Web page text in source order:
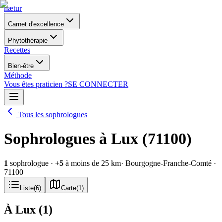
nætur
Carnet d'excellence
Phytothérapie
Recettes
Bien-être
Méthode
Vous êtes praticien ?SE CONNECTER
Tous les sophrologues
Sophrologues à Lux (71100)
1 sophrologue · +5 à moins de 25 km· Bourgogne-Franche-Comté ·
71100
Liste(6) Carte(1 )
À Lux (1)